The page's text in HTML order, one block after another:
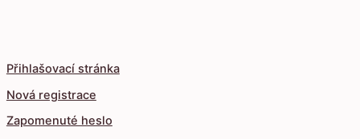
Přihlašovací stránka
Nová registrace
Zapomenuté heslo